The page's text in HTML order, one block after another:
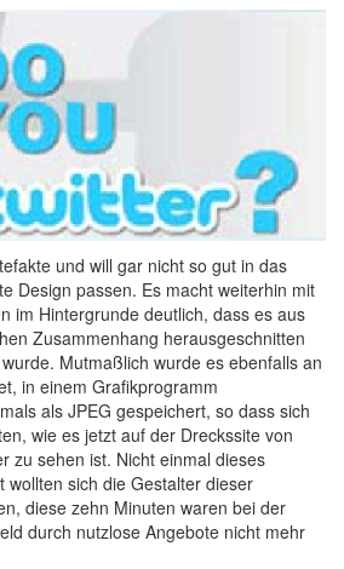
und will gar nicht so gut in das
Design passen. Es macht weiterhin mit
im Hintergrunde deutlich, dass es aus
Zusammenhang herausgeschnitten
Mutmaßlich wurde es ebenfalls an
in einem Grafikprogramm
als JPEG gespeichert, so dass sich
wie es jetzt auf der Dreckssite von
zu sehen ist. Nicht einmal dieses
wollten sich die Gestalter dieser
diese zehn Minuten waren bei der
durch nutzlose Angebote nicht mehr